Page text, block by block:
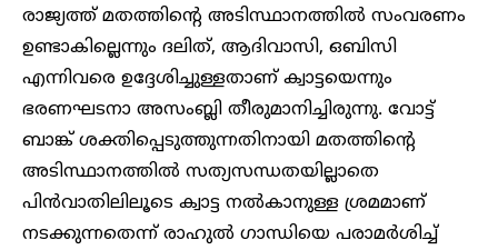
രാജ്യത്ത് മതത്തിൻ്റെ അടിസ്ഥാനത്തിൽ സംവരണം
ഉണ്ടാകില്ലെന്നും ദലിത്, ആദിവാസി, ഒബിസി
എന്നിവരെ ഉദ്ദേശിച്ചുള്ളതാണ് ക്വാട്ടയെന്നും
ഭരണഘടനാ അസംബ്ലി തീരുമാനിച്ചിരുന്നു. വോട്ട്
ബാങ്ക് ശക്തിപ്പെടുത്തുന്നതിനായി മതത്തിൻ്റെ
അടിസ്ഥാനത്തിൽ സത്യസന്ധതയില്ലാതെ
പിൻവാതിലിലൂടെ ക്വാട്ട നൽകാനുള്ള ശ്രമമാണ്
നടക്കുന്നതെന്ന് രാഹുൽ ഗാന്ധിയെ പരാമർശിച്ച്